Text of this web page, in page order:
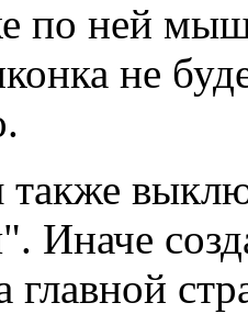
по ней
не
Иначе
главной